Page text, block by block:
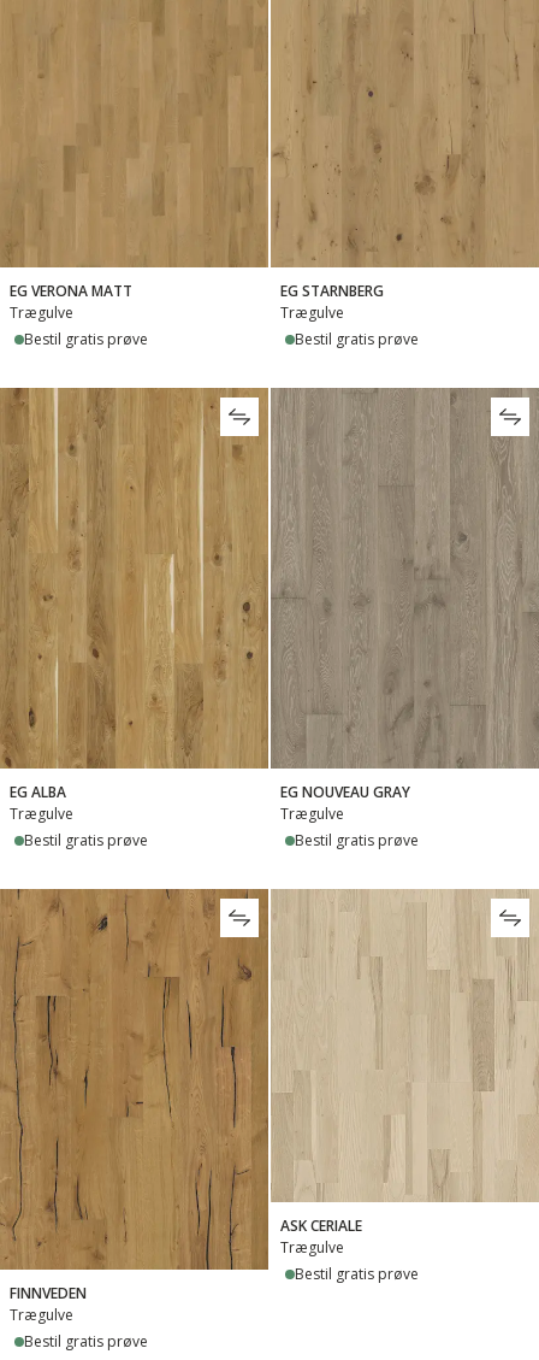
EG VERONA MATT
Trægulve
Bestil gratis prøve
EG STARNBERG
Trægulve
Bestil gratis prøve
EG ALBA
Trægulve
Bestil gratis prøve
EG NOUVEAU GRAY
Trægulve
Bestil gratis prøve
FINNVEDEN
Trægulve
Bestil gratis prøve
ASK CERIALE
Trægulve
Bestil gratis prøve